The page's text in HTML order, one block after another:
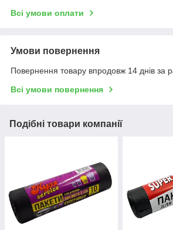
Всі умови оплати
Умови повернення
Повернення товару впродовж 14 днів за
Всі умови повернення
Подібні товари компанії